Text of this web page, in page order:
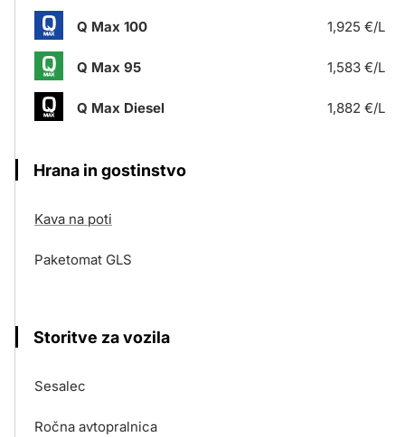
Q Max 100 1,925 €/L
Q Max 95 1,583 €/L
Q Max Diesel 1,882 €/L
Hrana in gostinstvo
Kava na poti
Paketomat GLS
Storitve za vozila
Sesalec
Ročna avtopralnica